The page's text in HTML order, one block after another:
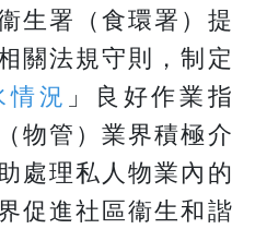
生署（食環署）提
關法規守則，制定
情況 」良好作業指
物管）業界積極介
處理私人物業內的
促進社區衞生和諧